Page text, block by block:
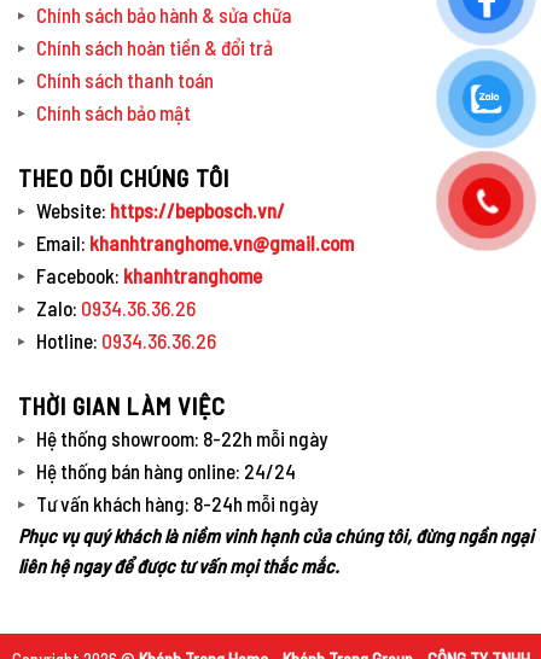
Chính sách bảo hành & sửa chữa
Chính sách hoàn tiền & đổi trả
Chính sách thanh toán
Chính sách bảo mật
THEO DÕI CHÚNG TÔI
Website: https://bepbosch.vn/
Email: khanhtranghome.vn@gmail.com
Facebook: khanhtranghome
Zalo: 0934.36.36.26
Hotline: 0934.36.36.26
THỜI GIAN LÀM VIỆC
Hệ thống showroom: 8-22h mỗi ngày
Hệ thống bán hàng online: 24/24
Tư vấn khách hàng: 8-24h mỗi ngày
Phục vụ quý khách là niềm vinh hạnh của chúng tôi, đừng ngần ngại
liên hệ ngay để được tư vấn mọi thắc mắc.